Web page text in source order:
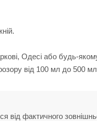
Одесі або будь-
від 100 мл до 500
від фактичного